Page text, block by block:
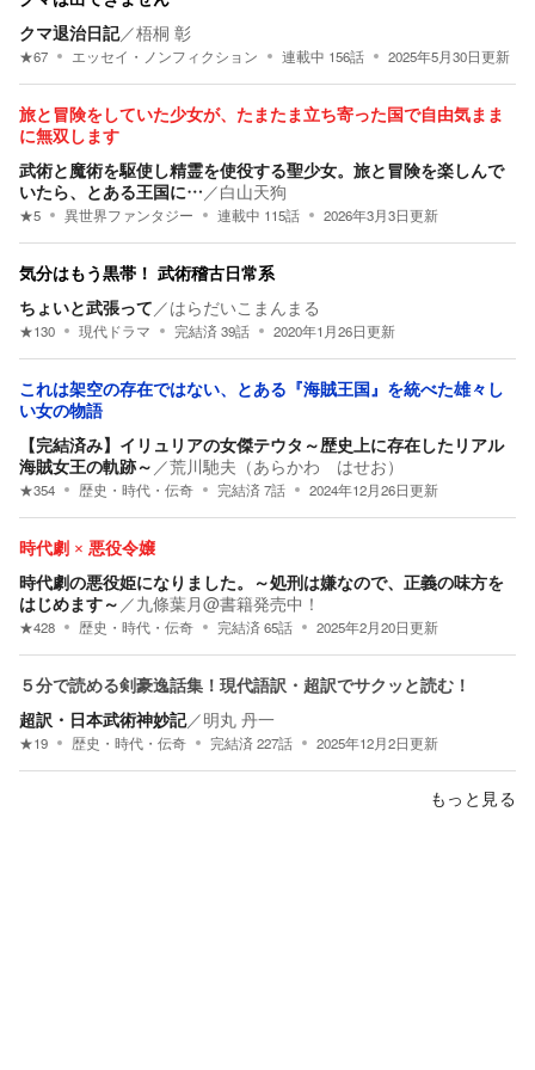
クマ退治日記／梧桐 彰
★67 エッセイ・ノンフィクション 連載中 156話 2025年5月30日更新
旅と冒険をしていた少女が、たまたま立ち寄った国で自由気まま
に無双します
武術と魔術を駆使し精霊を使役する聖少女。旅と冒険を楽しんで
いたら、とある王国に… ／白山天狗
★5 異世界ファンタジー 連載中 115話 2026年3月3日更新
気分はもう黒帯！ 武術稽古日常系
ちょいと武張って ／はらだいこまんまる
★130 現代ドラマ 完結済39話 2020年1月26日更新
これは架空の存在ではない、とある『海賊王国』を統べた雄々し
い女の物語
【完結済み】イリュリアの女傑テウタ～歴史上に存在したリアル
海賊女王の軌跡～ ／荒川馳夫（あらかわ はせお）
★354 歴史・時代・伝奇 完結済7話 2024年12月26日更新
時代劇 × 悪役令嬢
時代劇の悪役姫になりました。～処刑は嫌なので、正義の味方を
はじめます～ ／九條葉月@書籍発売中！
★428 歴史・時代・伝奇 完結済65話 2025年2月20日更新
５分で読める剣豪逸話集！現代語訳・超訳でサクッと読む！
超訳・日本武術神妙記／明丸 丹一
★19 歴史・時代・伝奇 完結済227話 2025年12月2日更新
もっと見る